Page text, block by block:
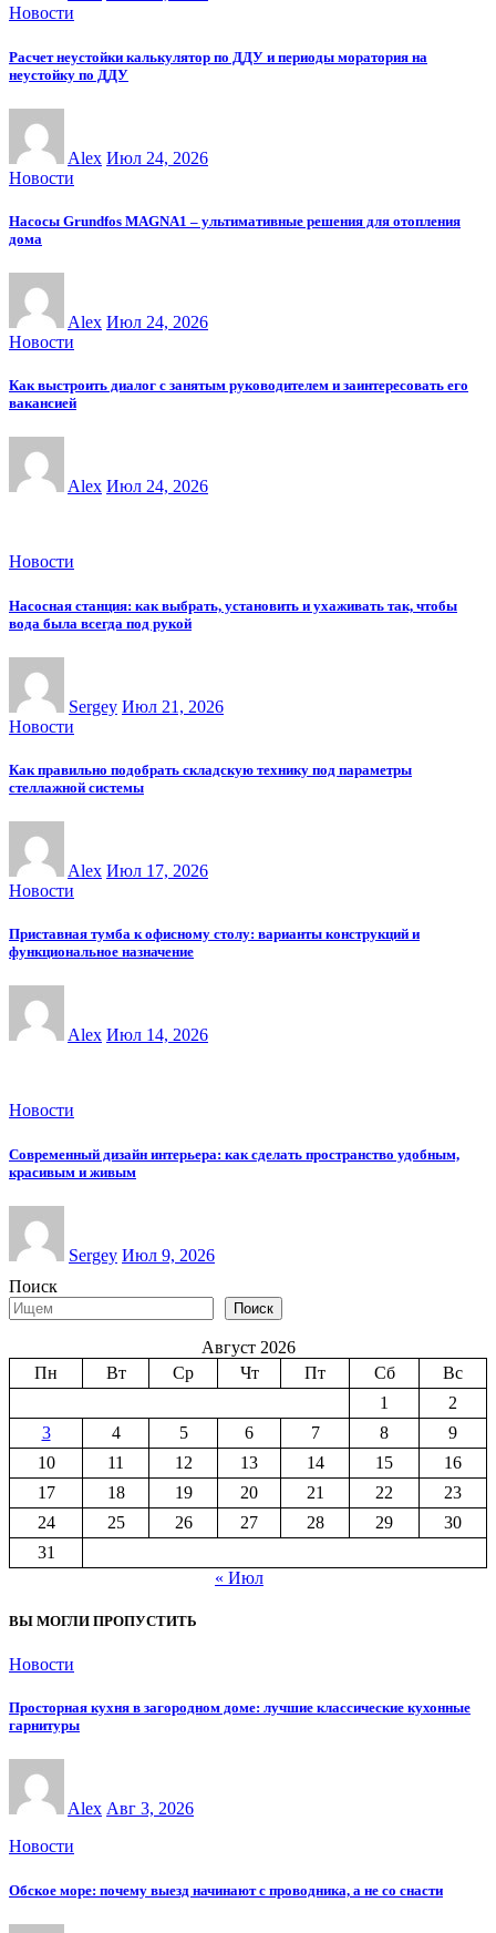
Новости
Расчет неустойки калькулятор по ДДУ и периоды моратория на
неустойку по ДДУ
Alex Июл 24, 2026
Новости
Насосы Grundfos MAGNA1 – ультимативные решения для отопления
дома
Alex Июл 24, 2026
Новости
Как выстроить диалог с занятым руководителем и заинтересовать его
вакансией
Alex Июл 24, 2026
Новости
Насосная станция: как выбрать, установить и ухаживать так, чтобы
вода была всегда под рукой
Sergey Июл 21, 2026
Новости
Как правильно подобрать складскую технику под параметры
стеллажной системы
Alex Июл 17, 2026
Новости
Приставная тумба к офисному столу: варианты конструкций и
функциональное назначение
Alex Июл 14, 2026
Новости
Современный дизайн интерьера: как сделать пространство удобным,
красивым и живым
Sergey Июл 9, 2026
Поиск
Поиск
Август 2026
Пн
Вт Ср Чт Пт Сб
Вс
1
2
3
4 5 6 7 8
9
10
11 12 13 14 15
16
17
18 19 20 21 22
23
24
25 26 27 28 29
30
31
« Июл
ВЫ МОГЛИ ПРОПУСТИТЬ
Новости
Просторная кухня в загородном доме: лучшие классические кухонные
гарнитуры
Alex Авг 3, 2026
Новости
Обское море: почему выезд начинают с проводника, а не со снасти